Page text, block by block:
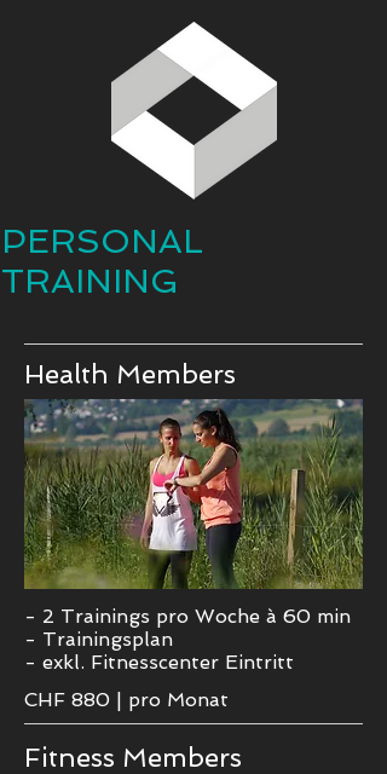
PERSONAL
TRAINING
Health Members
- 2 Trainings pro Woche à 60 min
- Trainingsplan
- exkl. Fitnesscenter Eintritt
CHF 880 | pro Monat
Fitness Members